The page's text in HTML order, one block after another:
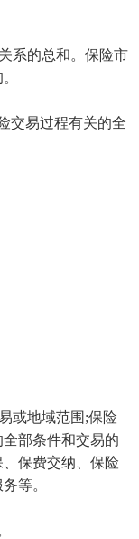
系的总和。保险市
易过程有关的全
地域范围;保险
部条件和交易的
保费交纳、保险
等。